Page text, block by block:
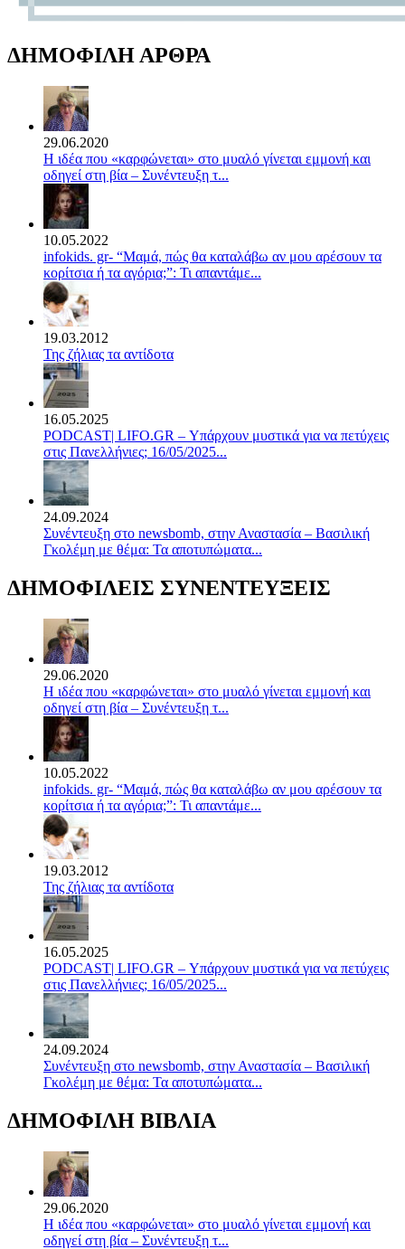
ΔΗΜΟΦΙΛΗ ΑΡΘΡΑ
29.06.2020
Η ιδέα που «καρφώνεται» στο μυαλό γίνεται εμμονή και
οδηγεί στη βία – Συνέντευξη τ...
10.05.2022
infokids. gr- “Μαμά, πώς θα καταλάβω αν μου αρέσουν τα
κορίτσια ή τα αγόρια;”: Τι απαντάμε...
19.03.2012
Της ζήλιας τα αντίδοτα
16.05.2025
PODCAST| LIFO.GR – Υπάρχουν μυστικά για να πετύχεις
στις Πανελλήνιες; 16/05/2025...
24.09.2024
Συνέντευξη στο newsbomb, στην Αναστασία – Βασιλική
Γκολέμη με θέμα: Τα αποτυπώματα...
ΔΗΜΟΦΙΛΕΙΣ ΣΥΝΕΝΤΕΥΞΕΙΣ
29.06.2020
Η ιδέα που «καρφώνεται» στο μυαλό γίνεται εμμονή και
οδηγεί στη βία – Συνέντευξη τ...
10.05.2022
infokids. gr- “Μαμά, πώς θα καταλάβω αν μου αρέσουν τα
κορίτσια ή τα αγόρια;”: Τι απαντάμε...
19.03.2012
Της ζήλιας τα αντίδοτα
16.05.2025
PODCAST| LIFO.GR – Υπάρχουν μυστικά για να πετύχεις
στις Πανελλήνιες; 16/05/2025...
24.09.2024
Συνέντευξη στο newsbomb, στην Αναστασία – Βασιλική
Γκολέμη με θέμα: Τα αποτυπώματα...
ΔΗΜΟΦΙΛΗ ΒΙΒΛΙΑ
29.06.2020
Η ιδέα που «καρφώνεται» στο μυαλό γίνεται εμμονή και
οδηγεί στη βία – Συνέντευξη τ...